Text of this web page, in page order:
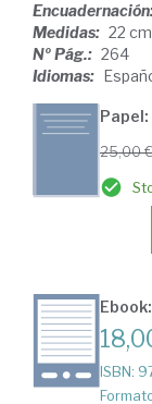
Medidas: 22 cm
Nº Pág.: 264
Idiomas:
25,00 €
ISBN: